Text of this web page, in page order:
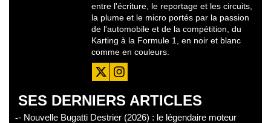
entre l'écriture, le reportage et les circuits,
la plume et le micro portés par la passion
de l'automobile et de la compétition, du
Karting à la Formule 1, en noir et blanc
comme en couleurs.
SES DERNIERS ARTICLES
- Nouvelle Bugatti Destrier (2026) : le légendaire moteur